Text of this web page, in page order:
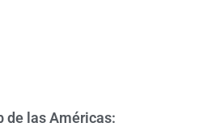
de las Américas: